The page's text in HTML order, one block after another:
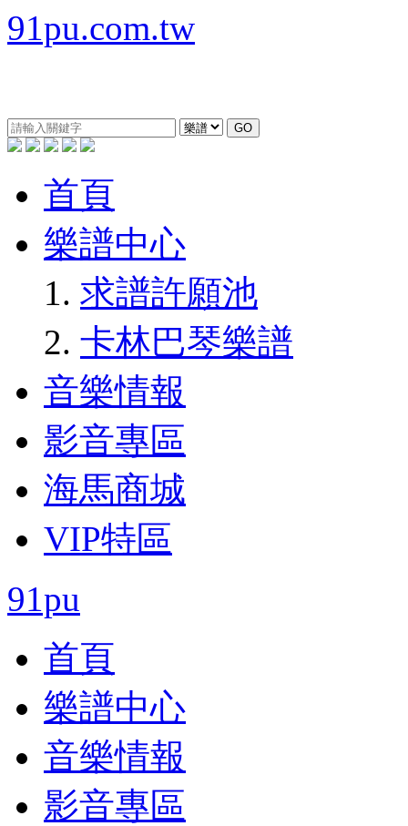
91pu.com.tw
GO
首頁
樂譜中心
求譜許願池
卡林巴琴樂譜
音樂情報
影音專區
海馬商城
VIP特區
91pu
首頁
樂譜中心
音樂情報
影音專區